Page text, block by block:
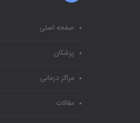
صفحه اصلی
پزشکان
مراکز درمانی
مقالات